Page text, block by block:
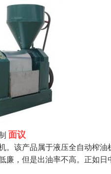
面议
。该产品属于液压全自动榨
廉，但是出油率不高。正如